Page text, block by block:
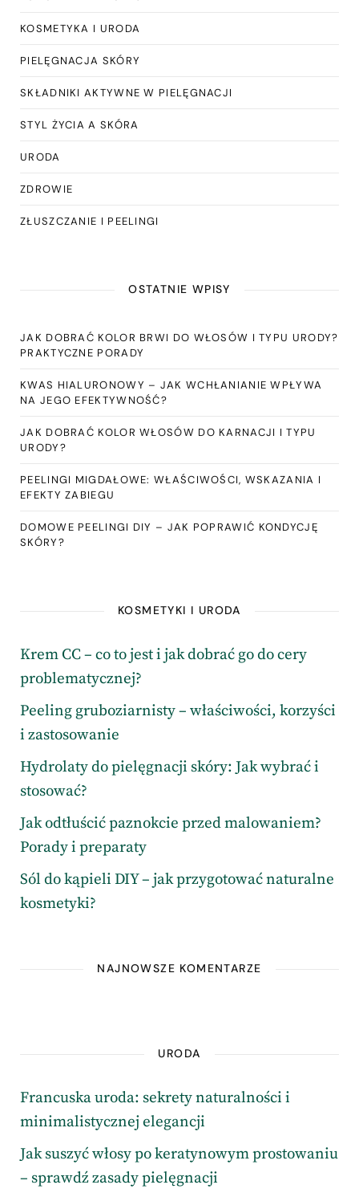
KOSMETYKA I URODA
PIELĘGNACJA SKÓRY
SKŁADNIKI AKTYWNE W PIELĘGNACJI
STYL ŻYCIA A SKÓRA
URODA
ZDROWIE
ZŁUSZCZANIE I PEELINGI
OSTATNIE WPISY
JAK DOBRAĆ KOLOR BRWI DO WŁOSÓW I TYPU URODY?
PRAKTYCZNE PORADY
KWAS HIALURONOWY – JAK WCHŁANIANIE WPŁYWA
NA JEGO EFEKTYWNOŚĆ?
JAK DOBRAĆ KOLOR WŁOSÓW DO KARNACJI I TYPU
URODY?
PEELINGI MIGDAŁOWE: WŁAŚCIWOŚCI, WSKAZANIA I
EFEKTY ZABIEGU
DOMOWE PEELINGI DIY – JAK POPRAWIĆ KONDYCJĘ
SKÓRY?
KOSMETYKI I URODA
Krem CC – co to jest i jak dobrać go do cery
problematycznej?
Peeling gruboziarnisty – właściwości, korzyści
i zastosowanie
Hydrolaty do pielęgnacji skóry: Jak wybrać i
stosować?
Jak odtłuścić paznokcie przed malowaniem?
Porady i preparaty
Sól do kąpieli DIY – jak przygotować naturalne
kosmetyki?
NAJNOWSZE KOMENTARZE
URODA
Francuska uroda: sekrety naturalności i
minimalistycznej elegancji
Jak suszyć włosy po keratynowym prostowaniu
– sprawdź zasady pielęgnacji